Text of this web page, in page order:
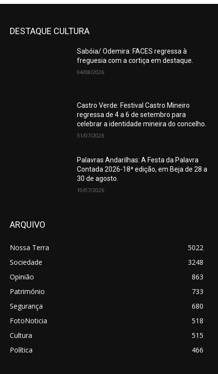
DESTAQUE CULTURA
Sabóia/ Odemira: FACES regressa à
freguesia com a cortiça em destaque.
04/08/2026
Castro Verde: Festival Castro Mineiro
regressa de 4 a 6 de setembro para
celebrar a identidade mineira do concelho.
31/07/2026
Palavras Andarilhas: A Festa da Palavra
Contada 2026-18ª edição, em Beja de 28 a
30 de agosto.
10/07/2026
ARQUIVO
Nossa Terra
5022
Sociedade
3248
Opinião
863
Património
733
Segurança
680
FotoNoticia
518
Cultura
515
Política
466